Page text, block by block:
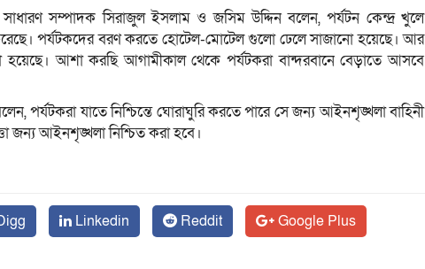
সম্পাদক সিরাজুল ইসলাম ও জসিম উদ্দিন বলেন, পর্যটন কেন্দ্র খুলে
পর্যটকদের বরণ করতে হোটেল-মোটেল গুলো ঢেলে সাজানো হয়েছে। আর
আশা করছি আগামীকাল থেকে পর্যটকরা বান্দরবানে বেড়াতে আসবে
পর্যটকরা যাতে নিশ্চিন্তে ঘোরাঘুরি করতে পারে সে জন্য আইনশৃঙ্খলা বাহিনী
জন্য আইনশৃঙ্খলা নিশ্চিত করা হবে।
Linkedin Reddit
Google Plus